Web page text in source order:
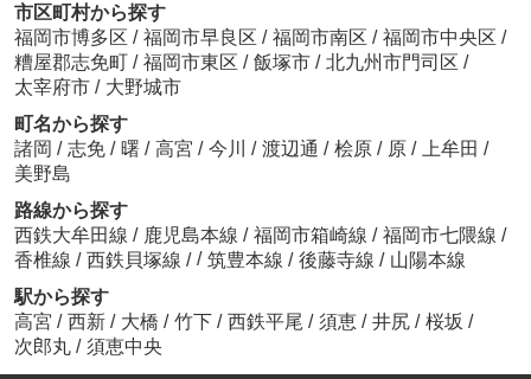
市区町村から探す
福岡市博多区 / 福岡市早良区 / 福岡市南区 / 福岡市中央区 /
糟屋郡志免町 / 福岡市東区 / 飯塚市 / 北九州市門司区 /
太宰府市 / 大野城市
町名から探す
諸岡 / 志免 / 曙 / 高宮 / 今川 / 渡辺通 / 桧原 / 原 / 上牟田 /
美野島
路線から探す
西鉄大牟田線 / 鹿児島本線 / 福岡市箱崎線 / 福岡市七隈線 /
香椎線 / 西鉄貝塚線 / / 筑豊本線 / 後藤寺線 / 山陽本線
駅から探す
高宮 / 西新 / 大橋 / 竹下 / 西鉄平尾 / 須恵 / 井尻 / 桜坂 /
次郎丸 / 須恵中央